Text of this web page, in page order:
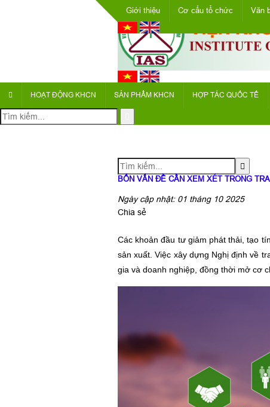
Giới thiệu Cơ cấu tổ chức Văn
HOẠT ĐỘNG KHCN SẢN PHẨM KHCN HỢP TÁC QUỐC TẾ
BỐN VẤN ĐỀ CẦN XEM XÉT TRONG
Ngày cập nhật: 01 tháng 10 2025
Chia sẻ
Các khoản đầu tư giảm phát thải, tạo
sản xuất. Việc xây dựng Nghị định về
gia và doanh nghiệp, đồng thời mở cơ